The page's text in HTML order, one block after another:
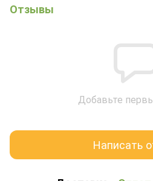
Отзывы
Добавьте
Написать